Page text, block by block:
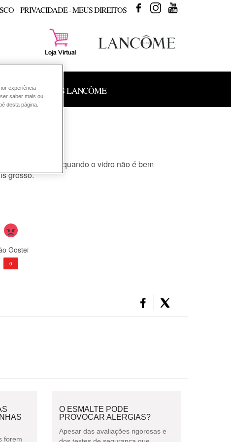
PRIVACIDADE - MEUS DIREITOS FACEBOOKINSTAGRAM
DE PRODUTOS LANCÔME
Entretanto, quando o vidro não é bem
grosso.
Gostei
0
forem
O ESMALTE PODE
PROVOCAR ALERGIAS?
Apesar das avaliações rigorosas e
experiência
saber mais ou
desta página.